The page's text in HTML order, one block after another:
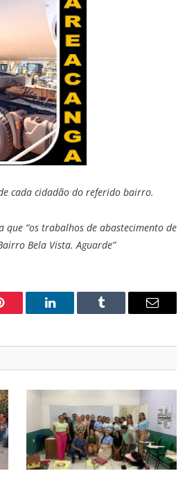
cada cidadão do referido bairro.
que “os trabalhos de abastecimento de
Bela Vista. Aguarde”
O
Tumblr
E-